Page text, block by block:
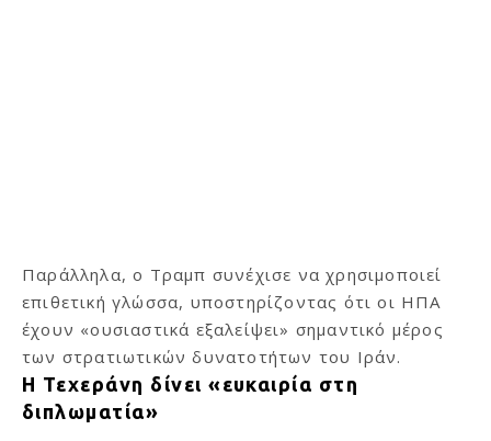
Παράλληλα, ο Τραμπ συνέχισε να χρησιμοποιεί
επιθετική γλώσσα, υποστηρίζοντας ότι οι ΗΠΑ
έχουν «ουσιαστικά εξαλείψει» σημαντικό μέρος
των στρατιωτικών δυνατοτήτων του Ιράν.
Η Τεχεράνη δίνει «ευκαιρία στη
διπλωματία»